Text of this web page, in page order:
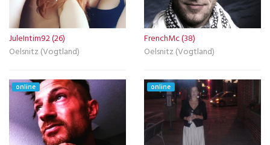
JuleIntim92 (26)
Oelsnitz (Vogtland)
FrenchMc (38)
Oelsnitz (Vogtland)
online online